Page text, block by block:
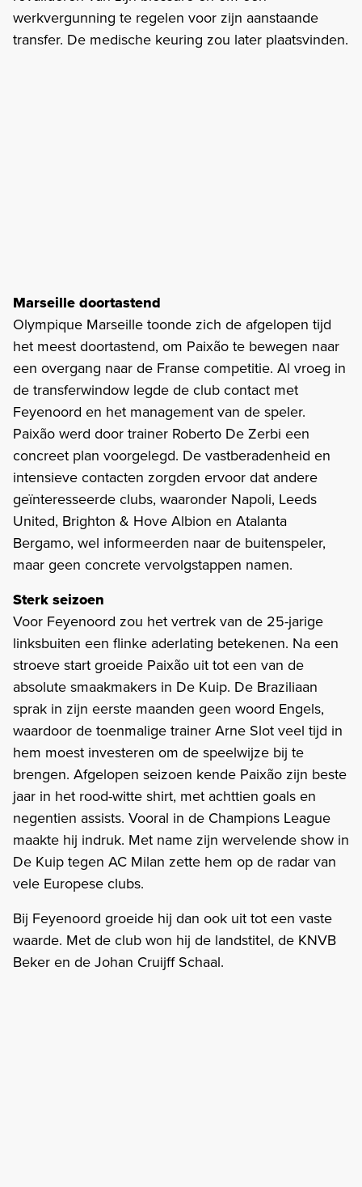
werkvergunning te regelen voor zijn aanstaande
transfer. De medische keuring zou later plaatsvinden.
Marseille doortastend
Olympique Marseille toonde zich de afgelopen tijd
het meest doortastend, om Paixão te bewegen naar
een overgang naar de Franse competitie. Al vroeg in
de transferwindow legde de club contact met
Feyenoord en het management van de speler.
Paixão werd door trainer Roberto De Zerbi een
concreet plan voorgelegd. De vastberadenheid en
intensieve contacten zorgden ervoor dat andere
geïnteresseerde clubs, waaronder Napoli, Leeds
United, Brighton & Hove Albion en Atalanta
Bergamo, wel informeerden naar de buitenspeler,
maar geen concrete vervolgstappen namen.
Sterk seizoen
Voor Feyenoord zou het vertrek van de 25-jarige
linksbuiten een flinke aderlating betekenen. Na een
stroeve start groeide Paixão uit tot een van de
absolute smaakmakers in De Kuip. De Braziliaan
sprak in zijn eerste maanden geen woord Engels,
waardoor de toenmalige trainer Arne Slot veel tijd in
hem moest investeren om de speelwijze bij te
brengen. Afgelopen seizoen kende Paixão zijn beste
jaar in het rood-witte shirt, met achttien goals en
negentien assists. Vooral in de Champions League
maakte hij indruk. Met name zijn wervelende show in
De Kuip tegen AC Milan zette hem op de radar van
vele Europese clubs.
Bij Feyenoord groeide hij dan ook uit tot een vaste
waarde. Met de club won hij de landstitel, de KNVB
Beker en de Johan Cruijff Schaal.